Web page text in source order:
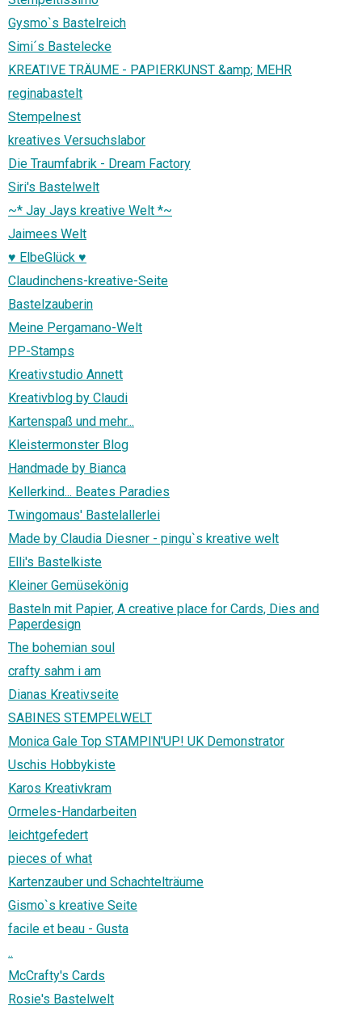
Gysmo`s Bastelreich
Simi´s Bastelecke
KREATIVE TRÄUME - PAPIERKUNST &amp; MEHR
reginabastelt
Stempelnest
kreatives Versuchslabor
Die Traumfabrik - Dream Factory
Siri's Bastelwelt
~* Jay Jays kreative Welt *~
Jaimees Welt
♥ ElbeGlück ♥
Claudinchens-kreative-Seite
Bastelzauberin
Meine Pergamano-Welt
PP-Stamps
Kreativstudio Annett
Kreativblog by Claudi
Kartenspaß und mehr...
Kleistermonster Blog
Handmade by Bianca
Kellerkind... Beates Paradies
Twingomaus' Bastelallerlei
Made by Claudia Diesner - pingu`s kreative welt
Elli's Bastelkiste
Kleiner Gemüsekönig
Basteln mit Papier, A creative place for Cards, Dies and
Paperdesign
The bohemian soul
crafty sahm i am
Dianas Kreativseite
SABINES STEMPELWELT
Monica Gale Top STAMPIN'UP! UK Demonstrator
Uschis Hobbykiste
Karos Kreativkram
Ormeles-Handarbeiten
leichtgefedert
pieces of what
Kartenzauber und Schachtelträume
Gismo`s kreative Seite
facile et beau - Gusta
..
McCrafty's Cards
Rosie's Bastelwelt